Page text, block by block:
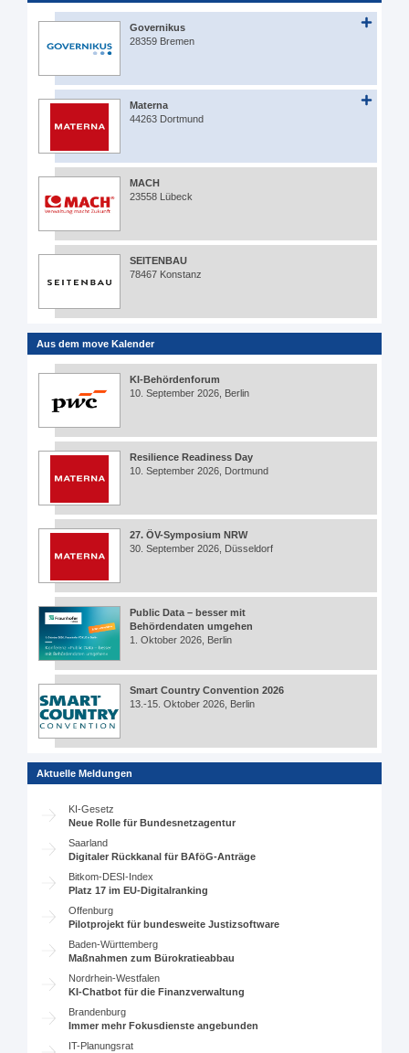
Governikus
28359 Bremen
Materna
44263 Dortmund
MACH
23558 Lübeck
SEITENBAU
78467 Konstanz
Aus dem move Kalender
KI-Behördenforum
10. September 2026, Berlin
Resilience Readiness Day
10. September 2026, Dortmund
27. ÖV-Symposium NRW
30. September 2026, Düsseldorf
Public Data – besser mit
Behördendaten umgehen
1. Oktober 2026, Berlin
Smart Country Convention 2026
13.-15. Oktober 2026, Berlin
Aktuelle Meldungen
KI-Gesetz
Neue Rolle für Bundesnetzagentur
Saarland
Digitaler Rückkanal für BAföG-Anträge
Bitkom-DESI-Index
Platz 17 im EU-Digitalranking
Offenburg
Pilotprojekt für bundesweite Justizsoftware
Baden-Württemberg
Maßnahmen zum Bürokratieabbau
Nordrhein-Westfalen
KI-Chatbot für die Finanzverwaltung
Brandenburg
Immer mehr Fokusdienste angebunden
IT-Planungsrat